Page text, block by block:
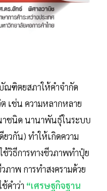
ณฑิตยสภาให้คำจำกัด
เช่น ความหลากหลาย
าชนิด นานาพันธุ์ในระบบ
วกัน) ทำให้เกิดความ
ช้วิธีการทางชีวภาพทำปุ๋ย
าพ การทำสงครามด้วย
คำว่า “เศรษฐกิจฐาน